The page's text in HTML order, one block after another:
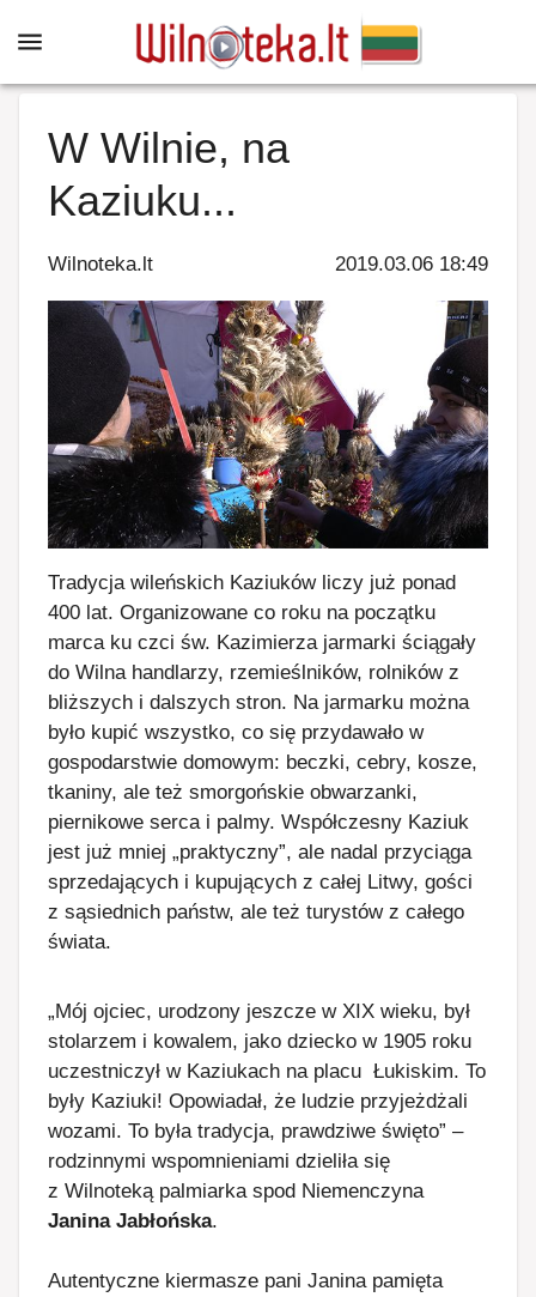
W Wilnie, na
Kaziuku...
Wilnoteka.lt 2019.03.06 18:49
Tradycja wileńskich Kaziuków liczy już ponad
400 lat. Organizowane co roku na początku
marca ku czci św. Kazimierza jarmarki ściągały
do Wilna handlarzy, rzemieślników, rolników z
bliższych i dalszych stron. Na jarmarku można
było kupić wszystko, co się przydawało w
gospodarstwie domowym: beczki, cebry, kosze,
tkaniny, ale też smorgońskie obwarzanki,
piernikowe serca i palmy. Współczesny Kaziuk
jest już mniej „praktyczny”, ale nadal przyciąga
sprzedających i kupujących z całej Litwy, gości
z sąsiednich państw, ale też turystów z całego
świata.
„Mój ojciec, urodzony jeszcze w XIX wieku, był
stolarzem i kowalem, jako dziecko w 1905 roku
uczestniczył w Kaziukach na placu Łukiskim. To
były Kaziuki! Opowiadał, że ludzie przyjeżdżali
wozami. To była tradycja, prawdziwe święto” –
rodzinnymi wspomnieniami dzieliła się
z Wilnoteką palmiarka spod Niemenczyna
Janina Jabłońska.
Autentyczne kiermasze pani Janina pamięta